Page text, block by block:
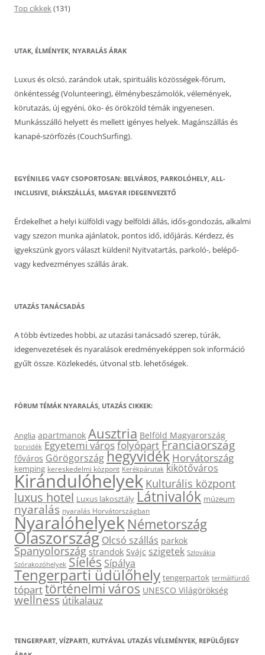
Top cikkek(131)
UTAK, ÉLMÉNYEK, NYARALÁS ÁRAK
Luxus és olcsó, zarándok utak, spirituális közösségek-fórum,
önkéntesség (Volunteering), élménybeszámolók, vélemények,
körutazás, új egyéni, öko- és örökzöld témák ingyenesen.
Munkásszálló helyett és mellett igényes helyek. Magánszállás és
kanapé-szörfözés (CouchSurfing).
EGYÉNILEG VAGY CSOPORTOSAN: BELVÁROS, PARKOLÓHELY, ALL-
INCLUSIVE, DIÁKSZÁLLÁS, MAGYAR IDEGENVEZETŐ
Érdekelhet a helyi külföldi vagy belföldi állás, idős-gondozás, alkalmi
vagy szezon munka ajánlatok, pontos idő, időjárás. Kérdezz, és
igyekszünk gyors választ küldeni! Nyitvatartás, parkoló-, belépő-
vagy kedvezményes szállás árak.
UTAZÁS TANÁCSADÁS
A több évtizedes hobbi, az utazási tanácsadó szerep, túrák,
idegenvezetések és nyaralások eredményeképpen sok információ
gyűlt össze. Közlekedés, útvonal stb. lehetőségek.
FÓRUM TÉMÁK NYARALÁS, UTAZÁS CIKKEK:
Anglia apartmanok Ausztria Belföld Magyarország
borvidék Egyetemi városfolyópartFranciaország
főváros Görögországhegyvidék Horvátország
kemping kereskedelmi központ Kerékpárutak kikötőváros
Kirándulóhelyek Kulturális központ
luxus hotel Luxus lakosztály Látnivalók múzeum
nyaralás nyaralás Horvátországban
Nyaralóhelyek Németország
Olaszország Olcsó szállás parkok
Spanyolország strandok Svájc szigetek Szlovákia
Szórakozóhelyek Síelés Sípálya
Tengerparti üdülőhely tengerpartok termálfürdő
tóparttörténelmi város UNESCO Világörökség
wellnessútikalauz
TENGERPART, VÍZPARTI, KUTYÁVAL UTAZÁS VÉLEMÉNYEK, REPÜLŐJEGY